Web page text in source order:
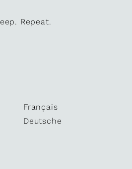
Repeat.
Français
Deutsche